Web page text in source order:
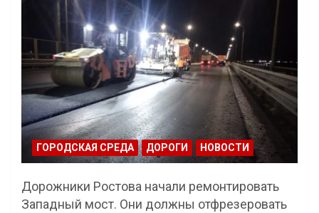
ГОРОДСКАЯ СРЕДА ДОРОГИ НОВОСТИ
Дорожники Ростова начали ремонтировать
Западный мост. Они должны отфрезеровать